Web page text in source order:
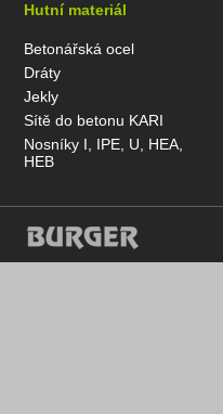
Hutní materiál
Betonářská ocel
Dráty
Jekly
Sítě do betonu KARI
Nosníky I, IPE, U, HEA,
HEB